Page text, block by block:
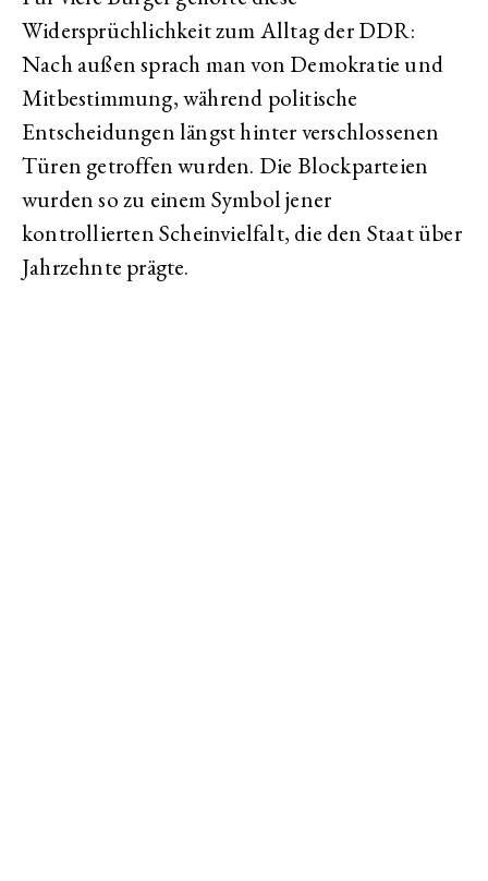
Widersprüchlichkeit zum Alltag der DDR:
Nach außen sprach man von Demokratie und
Mitbestimmung, während politische
Entscheidungen längst hinter verschlossenen
Türen getroffen wurden. Die Blockparteien
wurden so zu einem Symbol jener
kontrollierten Scheinvielfalt, die den Staat über
Jahrzehnte prägte.